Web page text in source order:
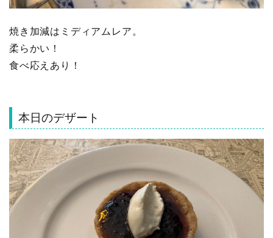
焼き加減はミディアムレア。
柔らかい！
食べ応えあり！
本日のデザート